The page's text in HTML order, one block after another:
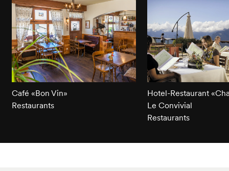
Café «Bon Vin»
Restaurants
Hotel-Restaurant
Le Convivial
Restaurants